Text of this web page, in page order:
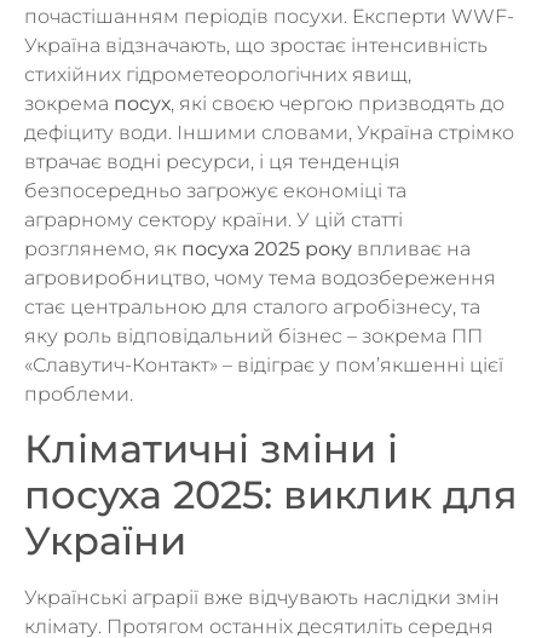
почастішанням періодів посухи. Експерти WWF-
Україна відзначають, що зростає інтенсивність
стихійних гідрометеорологічних явищ,
зокрема посух, які своєю чергою призводять до
дефіциту води. Іншими словами, Україна стрімко
втрачає водні ресурси, і ця тенденція
безпосередньо загрожує економіці та
аграрному сектору країни. У цій статті
розглянемо, як посуха 2025 року впливає на
агровиробництво, чому тема водозбереження
стає центральною для сталого агробізнесу, та
яку роль відповідальний бізнес – зокрема ПП
«Славутич-Контакт» – відіграє у пом’якшенні цієї
проблеми.
Кліматичні зміни і
посуха 2025: виклик для
України
Українські аграрії вже відчувають наслідки змін
клімату. Протягом останніх десятиліть середня